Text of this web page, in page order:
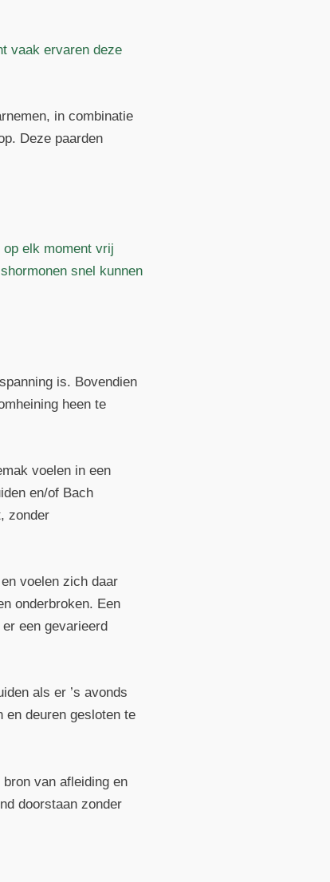
vaak ervaren deze
in combinatie
Deze paarden
elk moment vrij
snel kunnen
is. Bovendien
heen te
voelen in een
en/of Bach
zonder
voelen zich daar
onderbroken. Een
een gevarieerd
als er ’s avonds
en deuren gesloten te
van afleiding en
doorstaan zonder